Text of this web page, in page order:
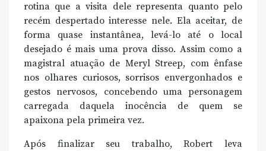
rotina que a visita dele representa quanto pelo
recém despertado interesse nele. Ela aceitar, de
forma quase instantânea, levá-lo até o local
desejado é mais uma prova disso. Assim como a
magistral atuação de Meryl Streep, com ênfase
nos olhares curiosos, sorrisos envergonhados e
gestos nervosos, concebendo uma personagem
carregada daquela inocência de quem se
apaixona pela primeira vez.
Após finalizar seu trabalho, Robert leva